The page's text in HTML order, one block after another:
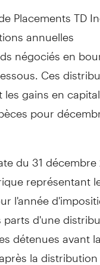
Placements TD
annuelles
négociés en
Ces
gains en capital
pour
du 31
représentant
l'année
d'une
détenues avant la
la distribution